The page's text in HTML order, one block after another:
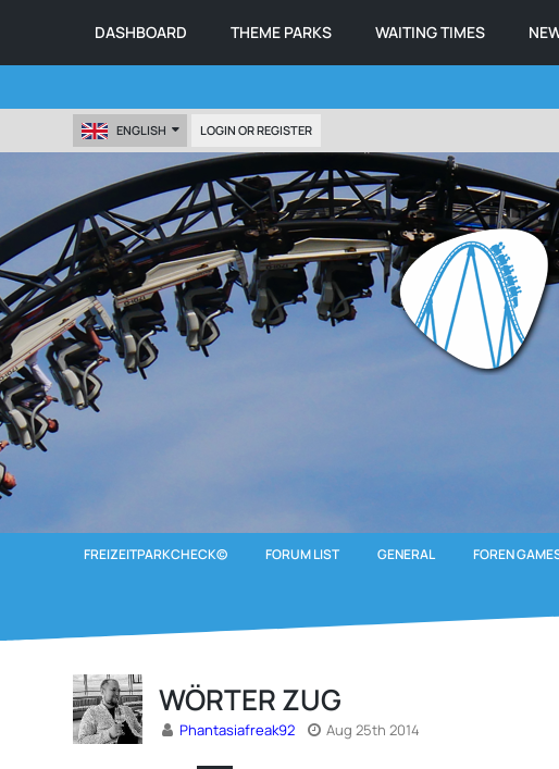
DASHBOARD THEME PARKS WAITING TIMES
ENGLISH LOGIN OR REGISTER
FREIZEITPARKCHECK© FORUM LIST GENERAL FOREN
WÖRTER ZUG
Phantasiafreak92 Aug 25th 2014